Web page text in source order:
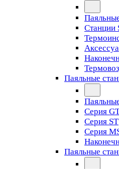
Станции
Паяльные
Серия
Серия ST
Серия
Паяльные